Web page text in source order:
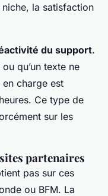
la satisfaction
du support.
qu’un texte ne
charge est
Ce type de
sur les
partenaires
pas sur ces
ou BFM. La